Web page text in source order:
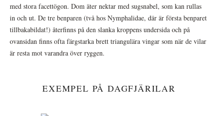
med stora facettögon. Dom äter nektar med sugsnabel, som kan rullas
in och ut. De tre benparen (två hos Nymphalidae, där är första benparet
tillbakabildat!) återfinns på den slanka kroppens undersida och på
ovansidan finns ofta färgstarka brett triangulära vingar som när de vilar
är resta mot varandra över ryggen.
EXEMPEL PÅ DAGFJÄRILAR